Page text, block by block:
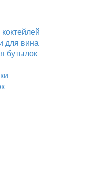
для вина
бутылок